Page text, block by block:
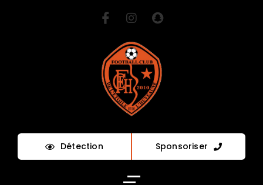
Détection Sponsoriser